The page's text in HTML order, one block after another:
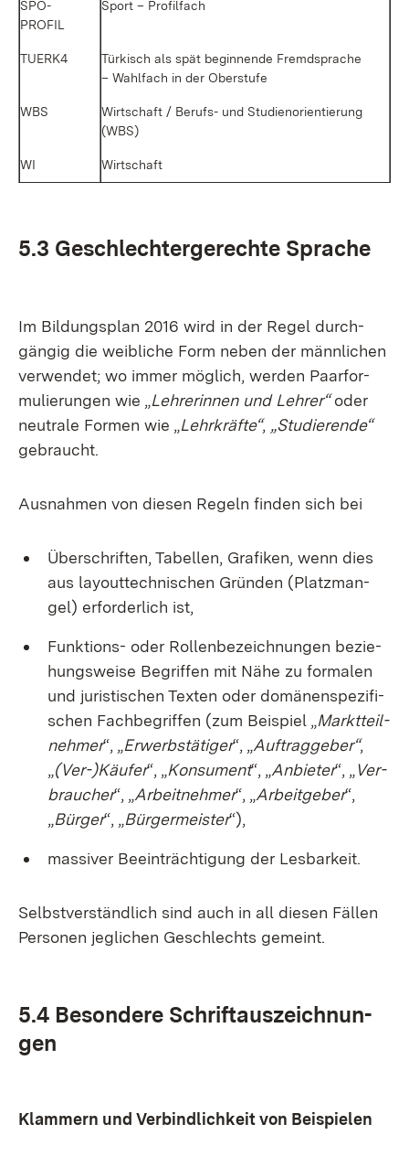
SPO­
PROFIL
Sport – Pro­fil­fach
TUERK4
Tür­kisch als spät be­gin­nen­de Fremd­spra­che
– Wahl­fach in der Ober­stu­fe
WBS
Wirt­schaft / Be­rufs- und Stu­di­en­ori­en­tie­rung
(WBS)
WI Wirt­schaft
5.3 Ge­schlech­ter­ge­rech­te Spra­che
Im Bil­dungs­plan 2016 wird in der Re­gel durch­
gän­gig die weib­li­che Form ne­ben der männ­li­chen
ver­wen­det; wo im­mer mög­lich, wer­den Paar­for­
mu­lie­run­gen wie „Leh­re­rin­nen und Leh­rer“oder
neu­tra­le For­men wie „Lehr­kräf­te“, „Stu­die­ren­de“
ge­braucht.
Aus­nah­men von die­sen Re­geln fin­den sich bei
Über­schrif­ten, Ta­bel­len, Gra­fi­ken, wenn dies
aus lay­out­tech­ni­schen Grün­den (Platz­man­
gel) er­for­der­lich ist,
Funk­ti­ons- oder Rol­len­be­zeich­nun­gen be­zie­
hungs­wei­se Be­grif­fen mit Nä­he zu for­ma­len
und ju­ris­ti­schen Tex­ten oder do­mä­nen­spe­zi­fi­
schen Fach­be­grif­fen (zum Bei­spiel „Markt­teil­
neh­mer“, „Er­werbs­tä­ti­ger“, „Auf­trag­ge­ber“,
„(Ver-)Käu­fer“, „Kon­su­ment“, „An­bie­ter“, „Ver­
brau­cher“, „Ar­beit­neh­mer“, „Ar­beit­ge­ber“,
„Bür­ger“, „Bür­ger­meis­ter“),
mas­si­ver Be­ein­träch­ti­gung der Les­bar­keit.
Selbst­ver­ständ­lich sind auch in all die­sen Fäl­len
Per­so­nen jeg­li­chen Ge­schlechts ge­meint.
5.4 Be­son­de­re Schrift­aus­zeich­nun­
gen
Klam­mern und Ver­bind­lich­keit von Bei­spie­len